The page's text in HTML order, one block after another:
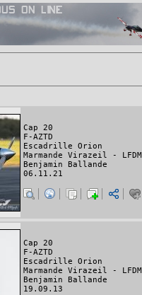
Cap 20
F-AZTD
Escadrille Orion
Marmande Virazeil - LFDM
Benjamin Ballande
06.11.21
Cap 20
F-AZTD
Escadrille Orion
Marmande Virazeil - LFDM
Benjamin Ballande
19.09.13